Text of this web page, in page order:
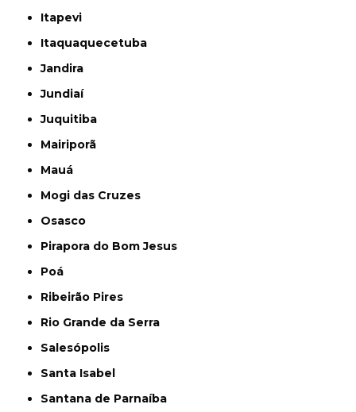
Itapevi
Itaquaquecetuba
Jandira
Jundiaí
Juquitiba
Mairiporã
Mauá
Mogi das Cruzes
Osasco
Pirapora do Bom Jesus
Poá
Ribeirão Pires
Rio Grande da Serra
Salesópolis
Santa Isabel
Santana de Parnaíba